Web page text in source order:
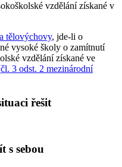
vzdělání získané v
tělovýchovy, jde-li o
vysoké školy o zamítnutí
vzdělání získané ve
čl. 3 odst. 2 mezinárodní
řešit
s sebou